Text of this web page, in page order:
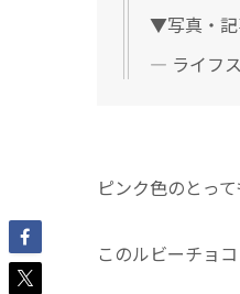
▼写真・記
— ライフ
ピンク色のとっ
このルビーチョ